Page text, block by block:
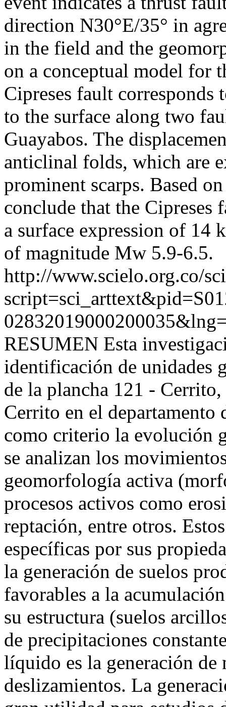
direction N30°E/35° in
in the field and the
on a conceptual model for
Cipreses fault corresponds
to the surface along two
Guayabos. The
anticlinal folds, which are
prominent scarps. Based
conclude that the
a surface expression of 14
of magnitude Mw 5.9-6.5.
http://www.scielo.org.co/
RESUMEN Esta
identificación de unidades
de la plancha 121 -
Cerrito en el departamento
como criterio la evolución
se analizan los
geomorfología activa
procesos activos como
reptación, entre otros.
específicas por sus
la generación de suelos
favorables a la
su estructura (suelos
de precipitaciones
líquido es la generación
deslizamientos. La